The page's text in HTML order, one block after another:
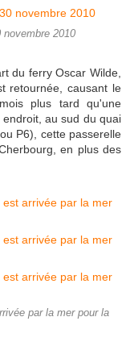
2010
du ferry Oscar Wilde,
retournée, causant le
plus tard qu'une
au sud du quai
P6), cette passerelle
en plus des
par la mer pour la